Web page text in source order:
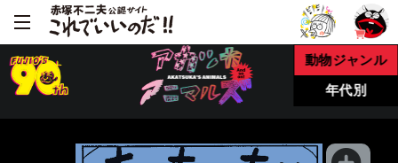
動物ジャンル
年代別